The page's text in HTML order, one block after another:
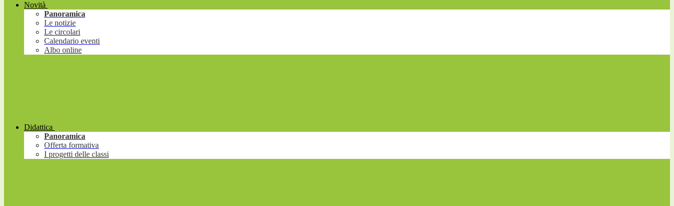
Novità
Panoramica
Le notizie
Le circolari
Calendario eventi
Albo online
Didattica
Panoramica
Offerta formativa
I progetti delle classi